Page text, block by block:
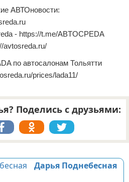
АВТОновости:
- https://t.me/ABTOCPEDA
avtosreda.ru/
по автосалонам Тольятти
prices/lada11/
Поделись с друзьями:
Дарья Поднебесная